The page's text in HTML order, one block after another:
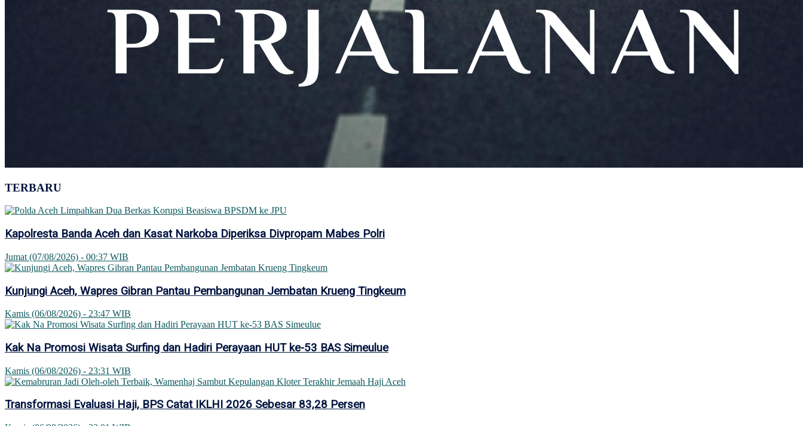
TERBARU
Kapolresta Banda Aceh dan Kasat Narkoba Diperiksa Divpropam Mabes Polri
Jumat (07/08/2026) - 00:37 WIB
Kunjungi Aceh, Wapres Gibran Pantau Pembangunan Jembatan Krueng Tingkeum
Kamis (06/08/2026) - 23:47 WIB
Kak Na Promosi Wisata Surfing dan Hadiri Perayaan HUT ke-53 BAS Simeulue
Kamis (06/08/2026) - 23:31 WIB
Transformasi Evaluasi Haji, BPS Catat IKLHI 2026 Sebesar 83,28 Persen